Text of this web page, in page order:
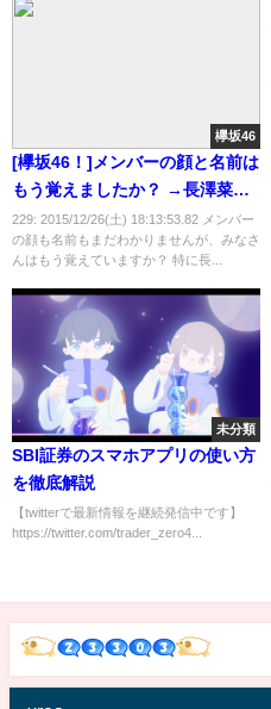
欅坂46
[欅坂46！]メンバーの顔と名前は
もう覚えましたか？ →長澤菜々
子が覚えにくいと話題になった
229: 2015/12/26(土) 18:13:53.82 メンバー
の顔も名前もまだわかりませんが、みなさ
んはもう覚えていますか？ 特に長...
未分類
SBI証券のスマホアプリの使い方
を徹底解説
【twitterで最新情報を継続発信中です】
https://twitter.com/trader_zero4...